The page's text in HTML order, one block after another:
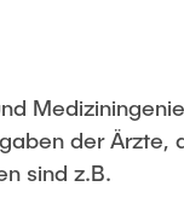
der Ärzte,
sind z.B.